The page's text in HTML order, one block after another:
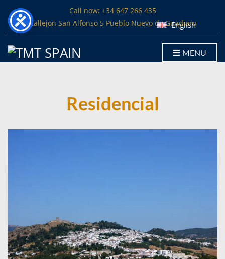
Call now: +34 647 266 435
Callejon San Alfonso 5 Pueblo Nuevo de Guadiaro
English
MENU
Residencial